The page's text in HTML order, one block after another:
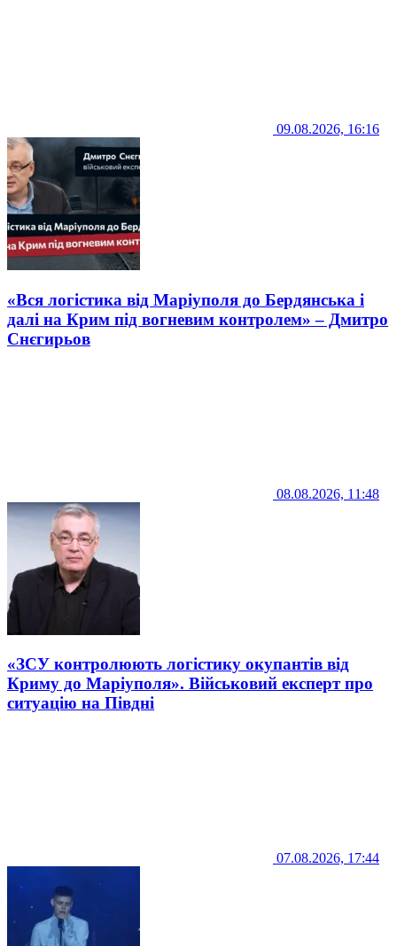
09.08.2026, 16:16
«Вся логістика від Маріуполя до Бердянська і
далі на Крим під вогневим контролем» – Дмитро
Снєгирьов
08.08.2026, 11:48
«ЗСУ контролюють логістику окупантів від
Криму до Маріуполя». Військовий експерт про
ситуацію на Півдні
07.08.2026, 17:44